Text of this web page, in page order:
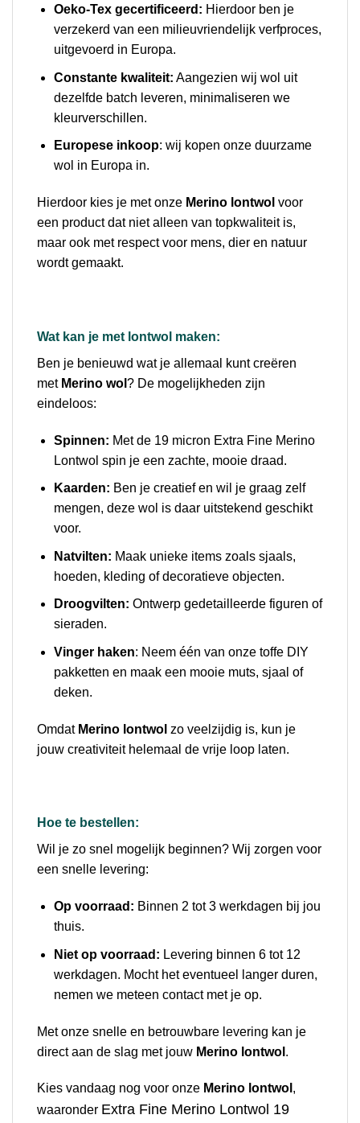
Oeko-Tex gecertificeerd: Hierdoor ben je
verzekerd van een milieuvriendelijk verfproces,
uitgevoerd in Europa.
Constante kwaliteit: Aangezien wij wol uit
dezelfde batch leveren, minimaliseren we
kleurverschillen.
Europese inkoop: wij kopen onze duurzame
wol in Europa in.
Hierdoor kies je met onze Merino lontwol voor
een product dat niet alleen van topkwaliteit is,
maar ook met respect voor mens, dier en natuur
wordt gemaakt.
Wat kan je met lontwol maken:
Ben je benieuwd wat je allemaal kunt creëren
met Merino wol ? De mogelijkheden zijn
eindeloos:
Spinnen: Met de 19 micron Extra Fine Merino
Lontwol spin je een zachte, mooie draad.
Kaarden: Ben je creatief en wil je graag zelf
mengen, deze wol is daar uitstekend geschikt
voor.
Natvilten: Maak unieke items zoals sjaals,
hoeden, kleding of decoratieve objecten.
Droogvilten: Ontwerp gedetailleerde figuren of
sieraden.
Vinger haken: Neem één van onze toffe DIY
pakketten en maak een mooie muts, sjaal of
deken.
Omdat Merino lontwol zo veelzijdig is, kun je
jouw creativiteit helemaal de vrije loop laten.
Hoe te bestellen:
Wil je zo snel mogelijk beginnen? Wij zorgen voor
een snelle levering:
Op voorraad: Binnen 2 tot 3 werkdagen bij jou
thuis.
Niet op voorraad: Levering binnen 6 tot 12
werkdagen. Mocht het eventueel langer duren,
nemen we meteen contact met je op.
Met onze snelle en betrouwbare levering kan je
direct aan de slag met jouw Merino lontwol .
Kies vandaag nog voor onze Merino lontwol ,
waaronder Extra Fine Merino Lontwol 19